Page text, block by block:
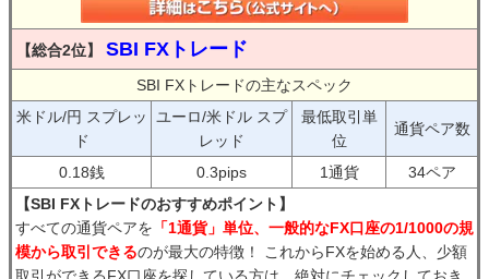
【総合2位】 SBI FXトレード
SBI FXトレードの主なスペック
米ドル/円 スプレッ
ド
ユーロ/米ドル スプ
レッド
最低取引単
位
通貨ペア数
0.18銭 0.3pips 1通貨
34ペア
【SBI FXトレードのおすすめポイント】
すべての通貨ペアを 「1通貨」単位、一般的なFX口座の1/1000の規
模から取引できるのが最大の特徴！ これからFXを始める人、少額